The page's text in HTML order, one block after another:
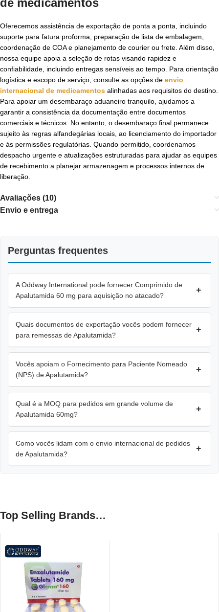
Oferecemos assistência de exportação de ponta a ponta, incluindo
suporte para fatura proforma, preparação de lista de embalagem,
coordenação de COA e planejamento de courier ou frete. Além disso,
nossa equipe apoia a seleção de rotas visando rapidez e
confiabilidade, incluindo entregas sensíveis ao tempo. Para orientação
logística e escopo de serviço, consulte as opções de envio
internacional de medicamentos alinhadas aos requisitos do destino.
Para apoiar um desembaraço aduaneiro tranquilo, ajudamos a
garantir a consistência da documentação entre documentos
comerciais e técnicos. No entanto, o desembaraço final permanece
sujeito às regras alfandegárias locais, ao licenciamento do importador
e às permissões regulatórias. Quando permitido, coordenamos
despacho urgente e atualizações estruturadas para ajudar as equipes
de recebimento a planejar armazenagem e processos internos de
liberação.
Avaliações (10)
Envio e entrega
Perguntas frequentes
A Oddway International pode fornecer Comprimido de
Apalutamida 60 mg para aquisição no atacado?
+
Quais documentos de exportação vocês podem fornecer
para remessas de Apalutamida?
+
Vocês apoiam o Fornecimento para Paciente Nomeado
(NPS) de Apalutamida?
+
Qual é a MOQ para pedidos em grande volume de
Apalutamida 60mg?
+
Como vocês lidam com o envio internacional de pedidos
de Apalutamida?
+
Top Selling Brands…